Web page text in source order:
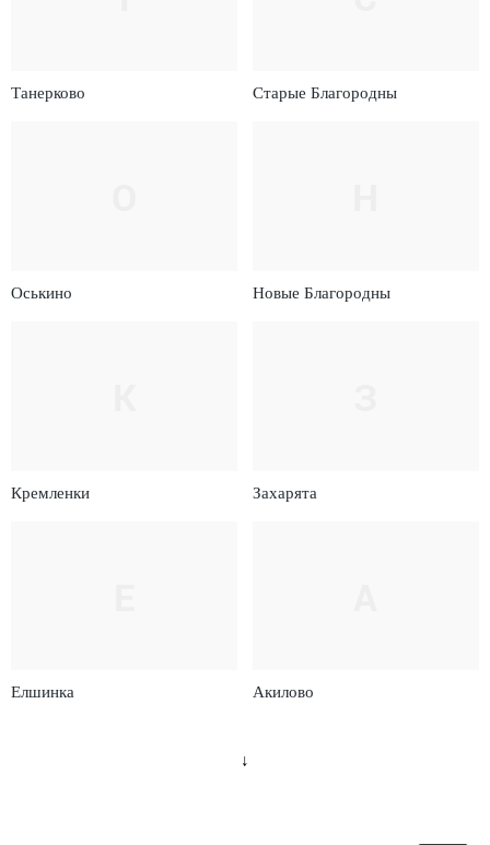
Танерково Старые Благородны
Оськино Новые Благородны
Кремленки Захарята
Елшинка Акилово
↓